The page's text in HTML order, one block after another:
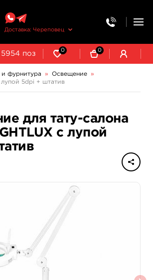
Доставка: Череповец
0 0
и фурнитура » Освещение
»
лупой 5dpi + штатив
для тату-салона
с лупой